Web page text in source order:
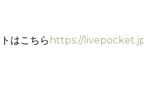
はこちら https://